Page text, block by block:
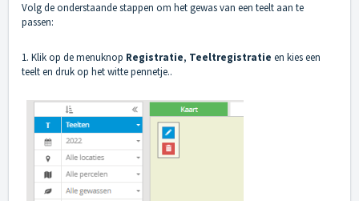
Volg de onderstaande stappen om het gewas van een teelt aan te
passen:
1. Klik op de menuknop Registratie, Teeltregistratie en kies een
teelt en druk op het witte pennetje..